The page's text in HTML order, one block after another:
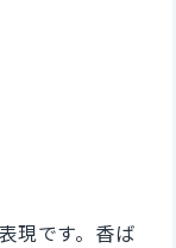
現です。香ば